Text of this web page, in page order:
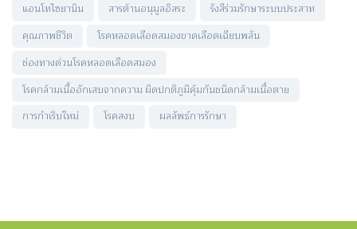
แอนโทไซยานิน
สารต้านอนุมูลอิสระ
รังสีร่วมรักษาระบบประสาท
คุณภาพชีวิต
โรคหลอดเลือดสมองขาดเลือดเฉียบพลัน
ช่องทางด่วนโรคหลอดเลือดสมอง
โรคกล้ามเนื้ออักเสบจากความ ผิดปกติภูมิคุ้มกันชนิดกล้ามเนื้อตาย
การกำเริบใหม่
โรคสงบ ผลลัพธ์การรักษา